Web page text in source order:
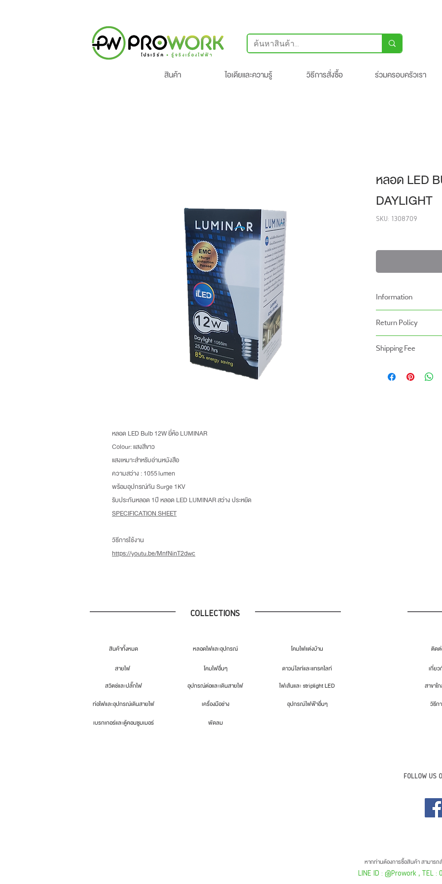
สินค้า ไอเดียและความรู้ วิธีการสั่งซื้อ ร่วมครอบครัวเรา
หลอด LED Bulb 12W ยี่ห้อ LUMINAR
Colour: แสงสีขาว
แสงเหมาะสำหรับอ่านหนังสือ
ความสว่าง : 1055 lumen
พร้อมอุปกรณ์กัน Surge 1KV
รับประกันหลอด 1ปี หลอด LED LUMINAR สว่าง ประหยัด
SPECIFICATION SHEET
วิธีการใช้งาน
https://youtu.be/MnfNinT2dwc
หลอด LED
DAYLIGHT
SKU: 1308709
Information
Return Policy
- สินค้าสามารถคืนได้ภาย
- ค่าขนส่งจะไม่สามารถคืน
Shipping Fee
COLLECTIONS
สินค้าทั้งหมด
สายไฟ
สวิตช์และปลั๊กไฟ
ท่อไฟและอุปกรณ์เดินสายไฟ
เบรกเกอร์และตู้คอนซูมเมอร์
หลอดไฟและอุปกรณ์
โคมไฟอื่นๆ
อุปกรณ์ต่อและเดินสายไฟ
เครื่องมือช่าง
โคมไฟแต่งบ้าน
ดาวน์ไลท์และแทรคไลท์
ไฟเส้นและ striplight LED
อุปกรณ์ไฟฟ้าอื่นๆ
พัดลม
ติดต่
เกี่ยว
สาขา
วิธีก
FOLLOW US
หากท่านต้องการซื้อสินค้า สามาร
LINE ID : @Prowork , TEL :